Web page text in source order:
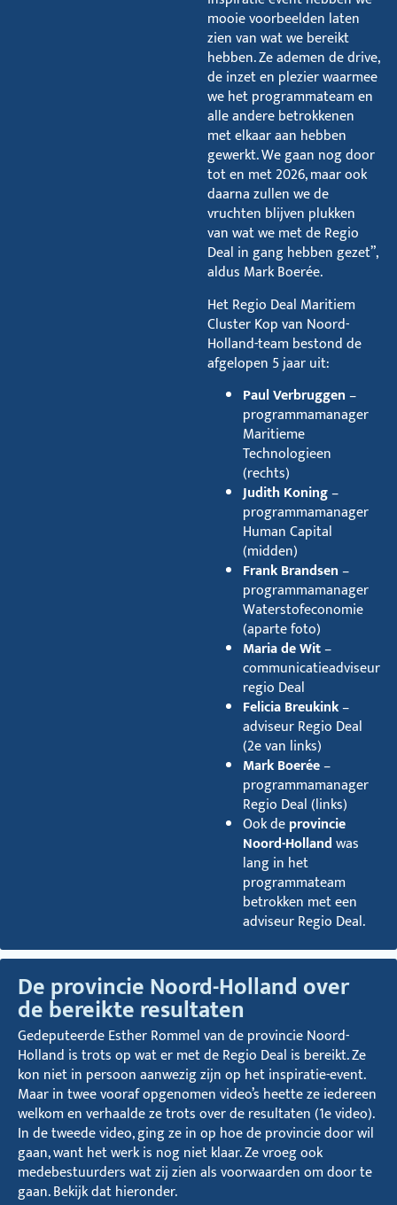
mooie voorbeelden laten
zien van wat we bereikt
hebben. Ze ademen de drive,
de inzet en plezier waarmee
we het programmateam en
alle andere betrokkenen
met elkaar aan hebben
gewerkt. We gaan nog door
tot en met 2026, maar ook
daarna zullen we de
vruchten blijven plukken
van wat we met de Regio
Deal in gang hebben gezet”,
aldus Mark Boerée.
Het Regio Deal Maritiem
Cluster Kop van Noord-
Holland-team bestond de
afgelopen 5 jaar uit:
Paul Verbruggen–
programmamanager
Maritieme
Technologieen
(rechts)
Judith Koning–
programmamanager
Human Capital
(midden)
Frank Brandsen–
programmamanager
Waterstofeconomie
(aparte foto)
Maria de Wit–
communicatieadviseur
regio Deal
Felicia Breukink–
adviseur Regio Deal
(2e van links)
Mark Boerée–
programmamanager
Regio Deal (links)
Ook deprovincie
Noord-Hollandwas
lang in het
programmateam
betrokken met een
adviseur Regio Deal.
De provincie Noord-Holland over
de bereikte resultaten
Gedeputeerde Esther Rommel van de provincie Noord-
Holland is trots op wat er met de Regio Deal is bereikt. Ze
kon niet in persoon aanwezig zijn op het inspiratie-event.
Maar in twee vooraf opgenomen video’s heette ze iedereen
welkom en verhaalde ze trots over de resultaten (1e video).
In de tweede video, ging ze in op hoe de provincie door wil
gaan, want het werk is nog niet klaar. Ze vroeg ook
medebestuurders wat zij zien als voorwaarden om door te
gaan. Bekijk dat hieronder.